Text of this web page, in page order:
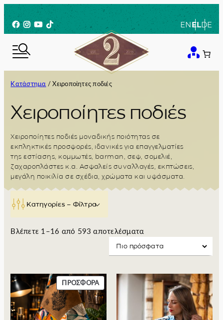
στο
περιεχόμενο
Facebook
Instagram
YouTube
TikTok ENELDE
Κατάστημα / Χειροποίητες ποδιές
Χειροποίητες ποδιές
Χειροποίητες ποδιές μοναδικής ποιότητας σε
εκπληκτικές προσφορές, ιδανικές για επαγγελματίες
της εστίασης, κομμωτές, barman, σεφ, σομελιέ,
ζαχαροπλάστες κ.α. Ασφαλείς συναλλαγές, εκπτώσεις,
μεγάλη ποικιλία σε σχέδια, χρώματα και υφάσματα.
Κατηγορίες – Φίλτρα
Βλέπετε 1–16 από 593 αποτελέσματα
o
r
e
d
b
y
ΠΡΟΣΦΟΡΆΠ
Ρ
Ο
Ϊ